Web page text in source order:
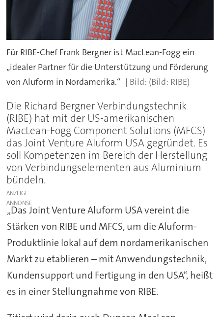
Für RIBE-Chef Frank Bergner ist MacLean-Fogg ein
„idealer Partner für die Unterstützung und Förderung
von Aluform in Nordamerika.“
(Bild: RIBE)
Die Richard Bergner Verbindungstechnik
(RIBE) hat mit der US-amerikanischen
MacLean-Fogg Component Solutions (MFCS)
das Joint Venture Aluform USA gegründet. Es
soll Kompetenzen im Bereich der Herstellung
von Verbindungselementen aus Aluminium
bündeln.
ANZEIGE
„Das Joint Venture Aluform USA vereint die
Stärken von RIBE und MFCS, um die Aluform-
Produktlinie lokal auf dem nordamerikanischen
Markt zu etablieren – mit Anwendungstechnik,
Kundensupport und Fertigung in den USA“, heißt
es in einer Stellungnahme von RIBE.